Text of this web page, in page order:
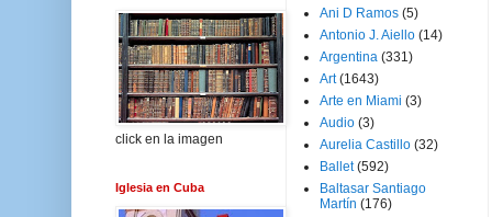
click en la imagen
Iglesia en Cuba
Ani D Ramos (5)
Antonio J. Aiello (14)
Argentina (331)
Art (1643)
Arte en Miami (3)
Audio (3)
Aurelia Castillo (32)
Ballet (592)
Baltasar Santiago
Martín (176)